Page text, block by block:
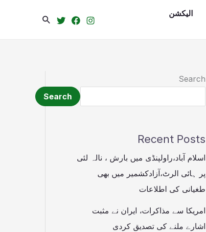
الیکشن
Search
Search
Search
Recent Posts
اسلام آباد،راولپنڈی میں بارش ، نالہ لئی
پر ہائی الرٹ،آزادکشمیر میں بھی
طغیانی کی اطلاعات
امریکا سے مذاکرات، ایران نے مثبت
اشارے ملنے کی تصدیق کردی